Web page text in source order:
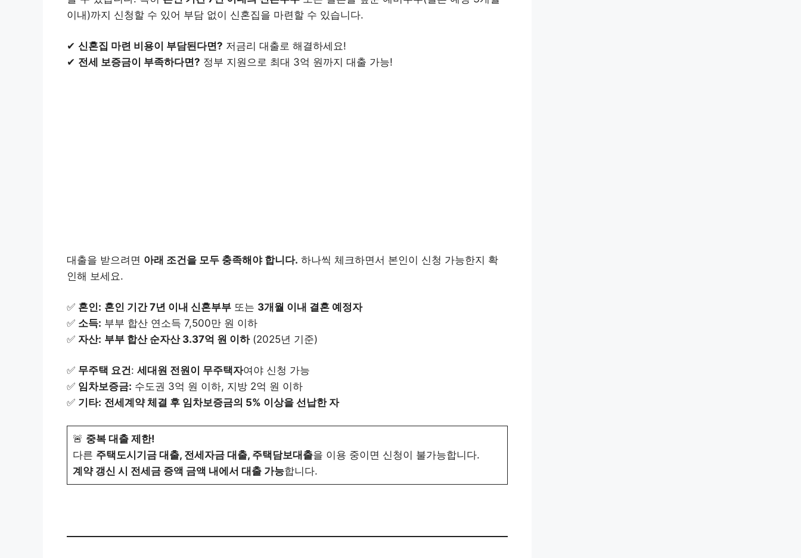
이내)까지 신청할 수 있어 부담 없이 신혼집을 마련할 수 있습니다.
✔ 신혼집 마련 비용이 부담된다면? 저금리 대출로 해결하세요!
✔ 전세 보증금이 부족하다면? 정부 지원으로 최대 3억 원까지 대출 가능!
대출을 받으려면 아래 조건을 모두 충족해야 합니다. 하나씩 체크하면서 본인이 신청 가능한지 확
인해 보세요.
✅ 혼인: 혼인 기간 7년 이내 신혼부부 또는 3개월 이내 결혼 예정자
✅ 소득: 부부 합산 연소득 7,500만 원 이하
✅ 자산: 부부 합산 순자산 3.37억 원 이하(2025년 기준)
✅ 무주택 요건: 세대원 전원이 무주택자여야 신청 가능
✅ 임차보증금: 수도권 3억 원 이하, 지방 2억 원 이하
✅ 기타: 전세계약 체결 후 임차보증금의 5% 이상을 선납한 자
🚨 중복 대출 제한!
다른 주택도시기금 대출, 전세자금 대출, 주택담보대출을 이용 중이면 신청이 불가능합니다.
계약 갱신 시 전세금 증액 금액 내에서 대출 가능합니다.